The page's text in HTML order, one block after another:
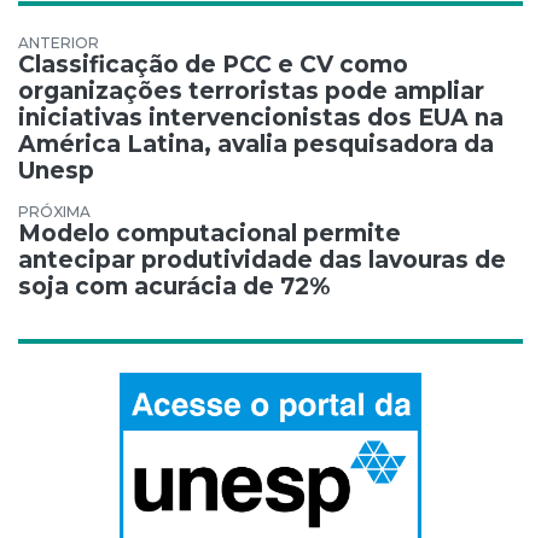
Navegação de Post
Classificação de PCC e CV como
organizações terroristas pode ampliar
iniciativas intervencionistas dos EUA na
América Latina, avalia pesquisadora da
Unesp
Modelo computacional permite
antecipar produtividade das lavouras de
soja com acurácia de 72%